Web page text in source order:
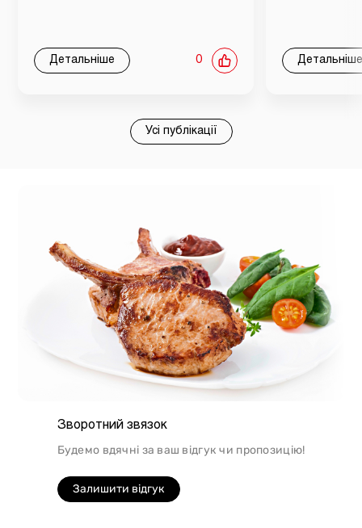
Детальніше 0 Детальніше
Усі публікації
Зворотний звязок
Будемо вдячні за ваш відгук чи пропозицію!
Залишити відгук